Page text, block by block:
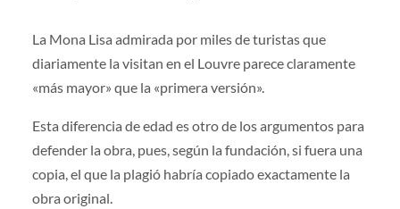
La Mona Lisa admirada por miles de turistas que
diariamente la visitan en el Louvre parece claramente
«más mayor» que la «primera versión».
Esta diferencia de edad es otro de los argumentos para
defender la obra, pues, según la fundación, si fuera una
copia, el que la plagió habría copiado exactamente la
obra original.